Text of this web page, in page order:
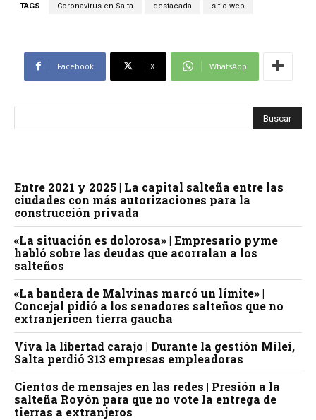
TAGS Coronavirus en Salta destacada sitio web
Facebook X WhatsApp
Entre 2021 y 2025 | La capital salteña entre las
ciudades con más autorizaciones para la
construcción privada
«La situación es dolorosa» | Empresario pyme
habló sobre las deudas que acorralan a los
salteños
«La bandera de Malvinas marcó un límite» |
Concejal pidió a los senadores salteños que no
extranjericen tierra gaucha
Viva la libertad carajo | Durante la gestión Milei,
Salta perdió 313 empresas empleadoras
Cientos de mensajes en las redes | Presión a la
salteña Royón para que no vote la entrega de
tierras a extranjeros